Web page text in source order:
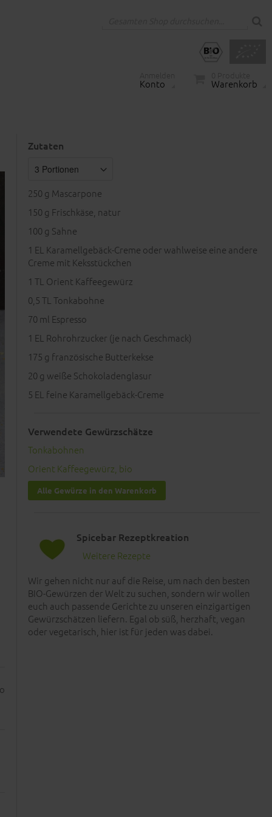
Konto Warenkorb
Zutaten
250 g Mascarpone
150 g Frischkäse, natur
100 g Sahne
1 EL Karamellgebäck-Creme oder wahlweise eine andere
Creme mit Keksstückchen
1 TL Orient Kaffeegewürz
0,5TL Tonkabohne
70 ml Espresso
1 EL Rohrohrzucker (je nach Geschmack)
175 g französische Butterkekse
20 g weiße Schokoladenglasur
5 EL feine Karamellgebäck-Creme
Verwendete Gewürzschätze
Tonkabohnen
Orient Kaffeegewürz, bio
Alle Gewürze in den Warenkorb
Spicebar Rezeptkreation
Weitere Rezepte
Wir gehen nicht nur auf die Reise, um nach den besten
BIO-Gewürzen der Welt zu suchen, sondern wir wollen
euch auch passende Gerichte zu unseren einzigartigen
Gewürzschätzen liefern. Egal ob süß, herzhaft, vegan
oder vegetarisch, hier ist für jeden was dabei.